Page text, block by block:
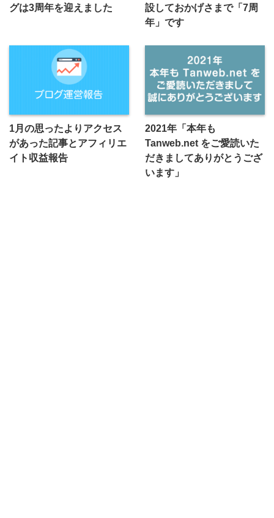
グは3周年を迎えました
設しておかげさまで「7周
年」です
1月の思ったよりアクセス
があった記事とアフィリエ
イト収益報告
2021年「本年も
Tanweb.net をご愛読いた
だきましてありがとうござ
います」